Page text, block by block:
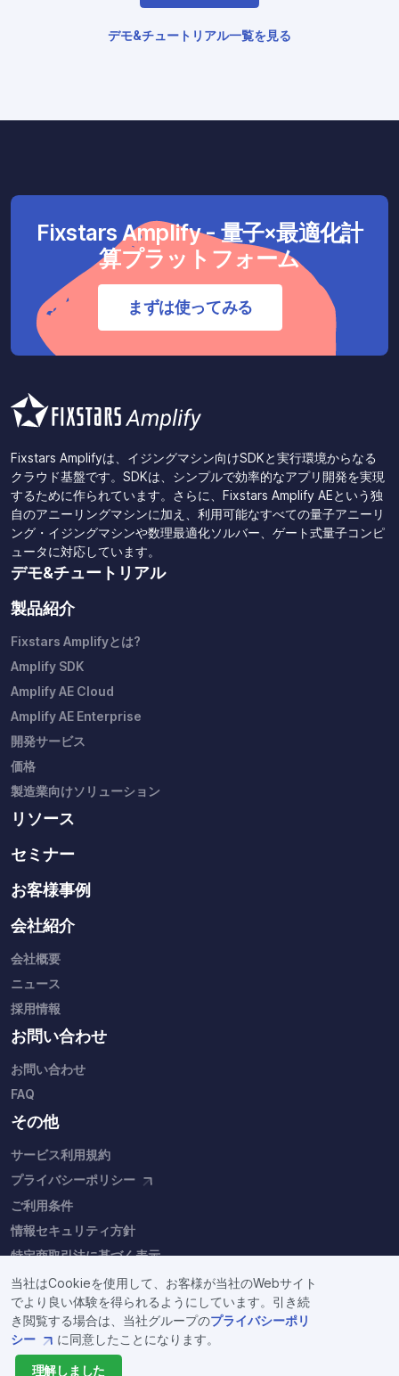
当社はCookieを使用して、お客様が当社のWebサイト
でより良い体験を得られるようにしています。引き続
き閲覧する場合は、当社グループのプライバシーポリ
シー
に同意したことになります。
理解しました
デモ&チュートリアル一覧を見る
Fixstars Amplify - 量子×最適化計
算プラットフォーム
まずは使ってみる
Fixstars Amplifyは、イジングマシン向けSDKと実行環境からなる
クラウド基盤です。SDKは、シンプルで効率的なアプリ開発を実現
するために作られています。さらに、Fixstars Amplify AEという独
自のアニーリングマシンに加え、利用可能なすべての量子アニーリ
ング・イジングマシンや数理最適化ソルバー、ゲート式量子コンピ
ュータに対応しています。
デモ&チュートリアル
製品紹介
Fixstars Amplifyとは?
Amplify SDK
Amplify AE Cloud
Amplify AE Enterprise
開発サービス
価格
製造業向けソリューション
リソース
セミナー
お客様事例
会社紹介
会社概要
ニュース
採用情報
お問い合わせ
お問い合わせ
FAQ
その他
サービス利用規約
プライバシーポリシー
ご利用条件
情報セキュリティ方針
特定商取引法に基づく表示
Copyright © Fixstars Group. 本サイトをご利用の際は、当社グル
ープのプライバシーポリシー